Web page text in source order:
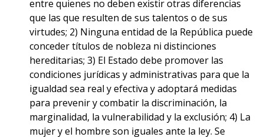
entre quienes no deben existir otras diferencias
que las que resulten de sus talentos o de sus
virtudes; 2) Ninguna entidad de la República puede
conceder títulos de nobleza ni distinciones
hereditarias; 3) El Estado debe promover las
condiciones jurídicas y administrativas para que la
igualdad sea real y efectiva y adoptará medidas
para prevenir y combatir la discriminación, la
marginalidad, la vulnerabilidad y la exclusión; 4) La
mujer y el hombre son iguales ante la ley. Se